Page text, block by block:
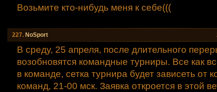
Возьмите кто-нибудь меня к себе(((
227. NoSport
В среду, 25 апреля, после длительного
возобновятся командные турниры. Все как
в команде, сетка турнира будет зависеть от
команд, 21-00 мск. Заявка откроется в этой